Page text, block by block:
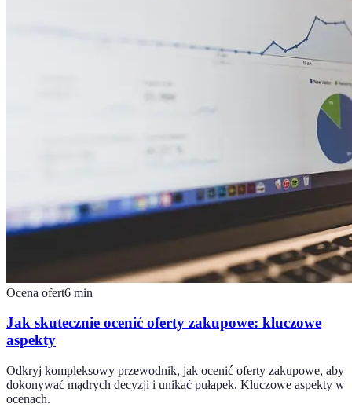
Ocena ofert6 min
Jak skutecznie ocenić oferty zakupowe: kluczowe
aspekty
Odkryj kompleksowy przewodnik, jak ocenić oferty zakupowe, aby
dokonywać mądrych decyzji i unikać pułapek. Kluczowe aspekty w
ocenach.